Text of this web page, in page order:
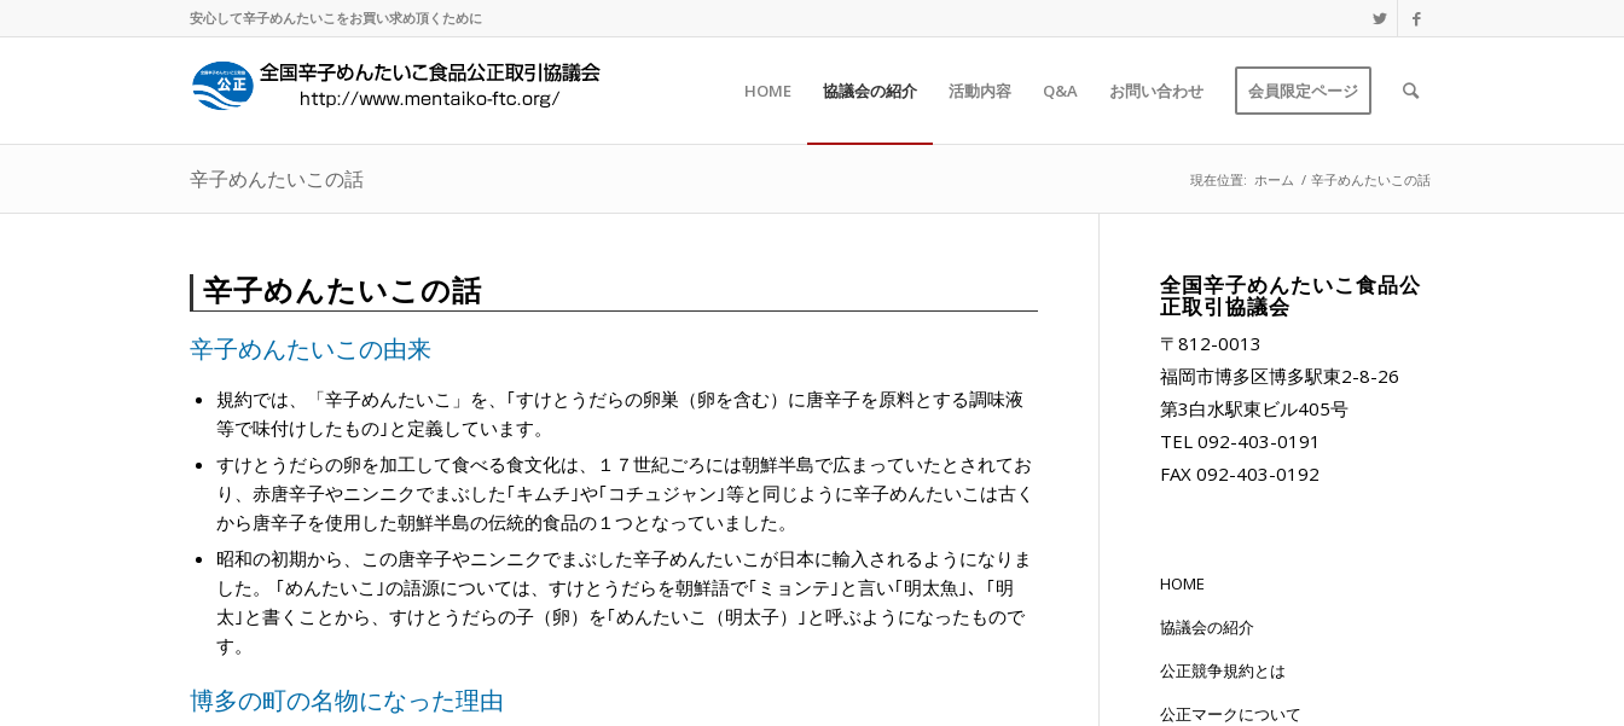
安心して辛子めんたいこをお買い求め頂くために
HOME 協議会の紹介 活動内容 Q&A お問い合わせ 会員限定ページ
辛子めんたいこの話 現在位置: ホーム / 辛子めんたいこの話
辛子めんたいこの話
辛子めんたいこの由来
規約では、「辛子めんたいこ」を、｢すけとうだらの卵巣（卵を含む）に唐辛子を原料とする調味液
等で味付けしたもの｣と定義しています。
すけとうだらの卵を加工して食べる食文化は、１７世紀ごろには朝鮮半島で広まっていたとされてお
り、赤唐辛子やニンニクでまぶした｢キムチ｣や｢コチュジャン｣等と同じように辛子めんたいこは古く
から唐辛子を使用した朝鮮半島の伝統的食品の１つとなっていました。
昭和の初期から、この唐辛子やニンニクでまぶした辛子めんたいこが日本に輸入されるようになりま
した。 ｢めんたいこ｣の語源については、すけとうだらを朝鮮語で｢ミョンテ｣と言い｢明太魚｣、｢明
太｣と書くことから、すけとうだらの子（卵）を｢めんたいこ（明太子）｣と呼ぶようになったもので
す。
博多の町の名物になった理由
全国辛子めんたいこ食品公
正取引協議会
〒812-0013
福岡市博多区博多駅東2-8-26
第3白水駅東ビル405号
TEL 092-403-0191
FAX 092-403-0192
HOME
協議会の紹介
公正競争規約とは
公正マークについて